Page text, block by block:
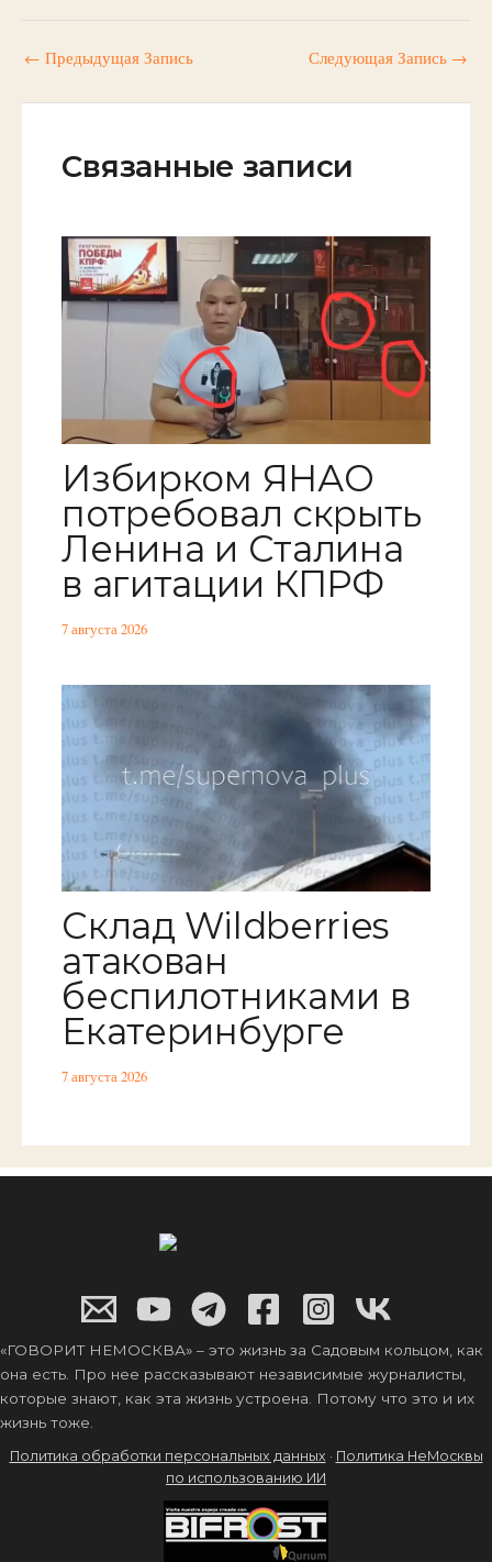
← Предыдущая Запись Следующая Запись →
Связанные записи
Избирком ЯНАО
потребовал скрыть
Ленина и Сталина
в агитации КПРФ
7 августа 2026
Склад Wildberries
атакован
беспилотниками в
Екатеринбурге
7 августа 2026
«ГОВОРИТ НЕМОСКВА» – это жизнь за Садовым кольцом, как
она есть. Про нее рассказывают независимые журналисты,
которые знают, как эта жизнь устроена. Потому что это и их
жизнь тоже.
Политика обработки персональных данных · Политика НеМосквы
по использованию ИИ